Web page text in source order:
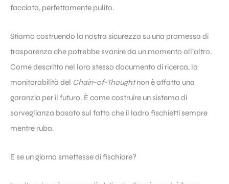
facciata, perfettamente pulito.
Stiamo costruendo la nostra sicurezza su una promessa di
trasparenza che potrebbe svanire da un momento all’altro.
Come descritto nel loro stesso documento di ricerca, la
monitorabilità del Chain-of-Thoughtnon è affatto una
garanzia per il futuro. È come costruire un sistema di
sorveglianza basato sul fatto che il ladro fischietti sempre
mentre ruba.
E se un giorno smettesse di fischiare?